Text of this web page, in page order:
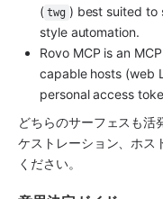
( twg ) best suited to
style automation.
Rovo MCP is an
capable hosts (web
personal access
どちらのサーフェスも活
ケストレーション、ホス
ください。